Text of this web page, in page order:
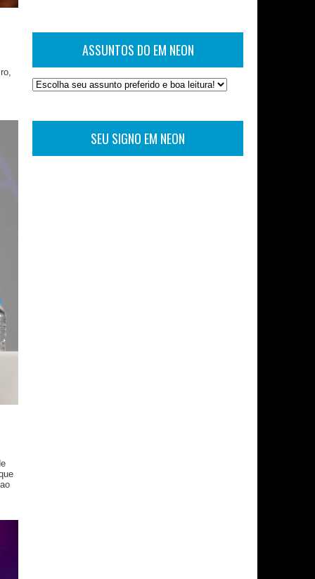
ASSUNTOS DO EM NEON
SEU SIGNO EM NEON